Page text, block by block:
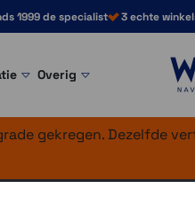
1999 de specialist 3 echte
Overig
gekregen. Dezelfde